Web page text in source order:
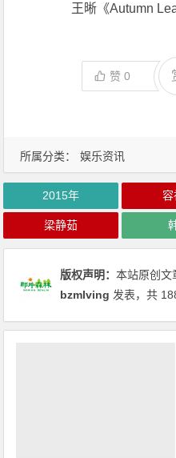
所属分类： 娱乐资讯
王晰《Autumn
赞0
2015年 容
梁静茹
版权声明：本站原创文
bzmlving 发表，共